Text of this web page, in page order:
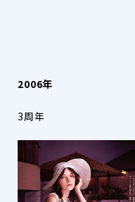
2006年
3周年